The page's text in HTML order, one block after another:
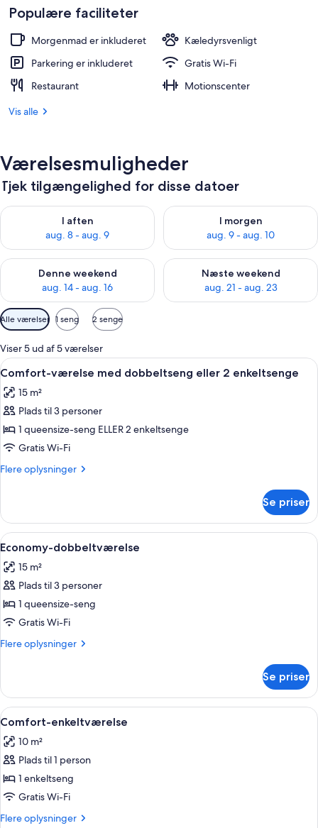
Overnatningsstedets facade
Populære faciliteter
Morgenmad er inkluderet
Kæledyrsvenligt
Parkering er inkluderet
Gratis Wi-Fi
Restaurant
Motionscenter
Vis alle
Værelsesmuligheder
Tjek tilgængelighed for disse datoer
I aften
aug. 8 - aug. 9
Tjek tilgængelighed for i aften aug. 8 - aug. 9
I morgen
aug. 9 - aug. 10
Tjek tilgængelighed for i
Denne weekend
aug. 14 - aug. 16
Tjek tilgængelighed for denne weekend aug. 14 - aug. 16
Næste weekend
aug. 21 - aug. 23
Tjek tilgængelighed for næste
Tilgængelige
filtre
for
værelser
Alle værelser 1 seng 2 senge
Viser 5 ud af 5 værelser
Indlæs
alle
billeder
af
Comfort-
værelse
med
dobbeltseng
2
enkeltsenge
En pænt redt seng med hvide
5
Comfort-værelse med dobbeltseng eller 2 enkeltsenge
15 m²
Plads til 3 personer
1 queensize-seng ELLER 2 enkeltsenge
Gratis Wi-Fi
Flere oplysninger
Flere
værelse
med
dobbeltseng
2
enkeltsenge
Se priser
Indlæs
alle
billeder
af
Economy-
dobbeltværelse
En dobbeltseng med hvide
5
Economy-dobbeltværelse
15 m²
Plads til 3 personer
1 queensize-seng
Gratis Wi-Fi
Flere oplysninger
Flere
dobbeltværelse
Se priser
Indlæs
alle
billeder
af
Comfort-
enkeltværelse
Et soveværelse med en træseng, et
4
Comfort-enkeltværelse
10 m²
Plads til 1 person
1 enkeltseng
Gratis Wi-Fi
Flere oplysninger
Flere